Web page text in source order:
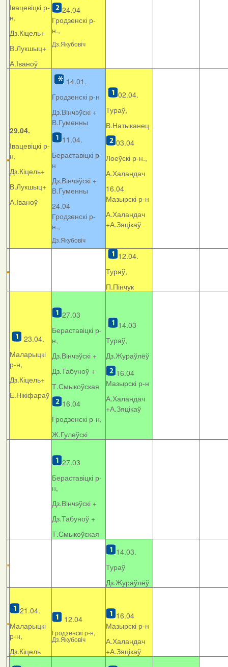
Івацевіцкі р-
н,
Дз.Кіцель+
В.Лукшыц+
А.Іваноў
24.04
Гродзенскі р-
н.,
Дз.Якубовіч
29.04.
Івацевіцкі р-
н,
Дз.Кіцель+
В.Лукшыц+
А.Іваноў
14.01.
Гродзенскі р-н
Дз.Вінчэўскі +
В.Гуменны
11.04.
Бераставіцкі р-
н
Дз.Вінчэўскі +
В.Гуменны
24.04
Гродзенскі р-
н.,
Дз.Якубовіч
02.04.
Тураў,
В.Натыканец
03.04
Лоеўскі р-н.,
А.Халандач
16.04
Мазырскі р-н
А.Халандач
+А.Зяцікаў
12.04.
Тураў,
П.Пінчук
23.04.
Маларыцкі
р-н,
Дз.Кіцель+
Е.Нікіфараў
27.03
Бераставіцкі р-
н,
Дз.Вінчэўскі +
Дз.Табуноў +
Т.Смыкоўская
16.04
Гродзенскі р-н,
Ж.Гулеўскі
14.03
Тураў,
Дз.Жураўлёў
16.04
Мазырскі р-н
А.Халандач
+А.Зяцікаў
27.03
Бераставіцкі р-
н,
Дз.Вінчэўскі +
Дз.Табуноў +
Т.Смыкоўская
14.03.
Тураў
Дз.Жураўлёў
21.04.
Маларыцкі
р-н,
Дз.Кіцель
12.04
Гродзенскі р-н,
Дз.Якубовіч
16.04
Мазырскі р-н
А.Халандач
+А.Зяцікаў